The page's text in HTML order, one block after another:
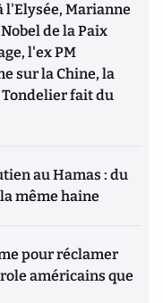
l'Elysée, Marianne
de la Paix
l'ex PM
sur la Chine, la
Tondelier fait du
au Hamas : du
même haine
pour réclamer
américains que